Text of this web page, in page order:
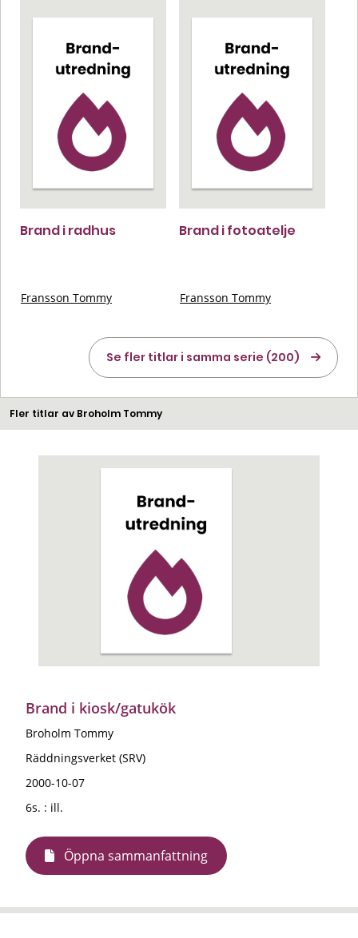
Brand i radhus
Fransson Tommy
Brand i fotoatelje
Fransson Tommy
Se fler titlar i samma serie (200)
Fler titlar av Broholm Tommy
Brand i kiosk/gatukök
Broholm Tommy
Räddningsverket (SRV)
2000-10-07
6s. : ill.
Öppna sammanfattning